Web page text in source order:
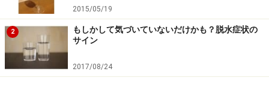
地の周辺がどういった環境かを調べられると思います。
また、水を製造もしくは販売しているメーカーに、直接
どういった環境か（周辺に工場やゴルフ場はないか、人
の立ち入りなどはあるかなど）、地域やメーカーで水源
地保護の活動はされているのか、水に対しては水質検査
2015/05/19
2
もしかして気づいていないだけかも？脱水症状の
サイン
2017/08/24